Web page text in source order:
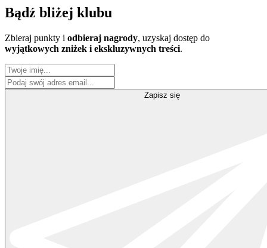
Bądź bliżej klubu
Zbieraj punkty i odbieraj nagrody, uzyskaj dostęp do
wyjątkowych zniżek i ekskluzywnych treści.
Zapisz się